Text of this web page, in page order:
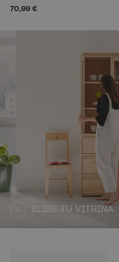
70,99 €
ELIGE TU VITRINA